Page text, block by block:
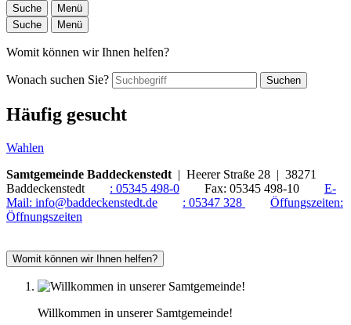
Suche
Menü
Suche
Menü
Womit können wir Ihnen helfen?
Wonach suchen Sie? Suchen
Häufig gesucht
Wahlen
Samtgemeinde Baddeckenstedt | Heerer Straße 28 | 38271
Baddeckenstedt : 05345 498-0 Fax: 05345 498-10
E-
Mail: info@baddeckenstedt.de : 05347 328
Öffungszeiten:
Öffnungszeiten
Womit können wir Ihnen helfen?
Willkommen in unserer Samtgemeinde!